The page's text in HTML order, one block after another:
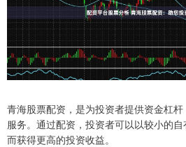
青海股票配资，是为投资者提供资金杠
服务。通过配资，投资者可以以较小的
而获得更高的投资收益。